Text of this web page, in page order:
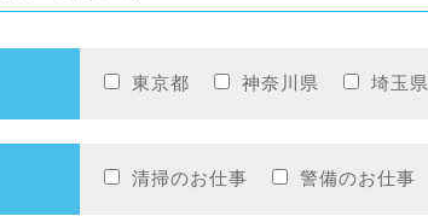
東京都 神奈川県 埼玉県
清掃のお仕事 警備のお仕事